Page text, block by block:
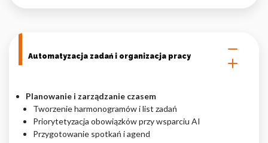
Automatyzacja zadań i organizacja pracy
Planowanie i zarządzanie czasem
Tworzenie harmonogramów i list zadań
Priorytetyzacja obowiązków przy wsparciu AI
Przygotowanie spotkań i agend